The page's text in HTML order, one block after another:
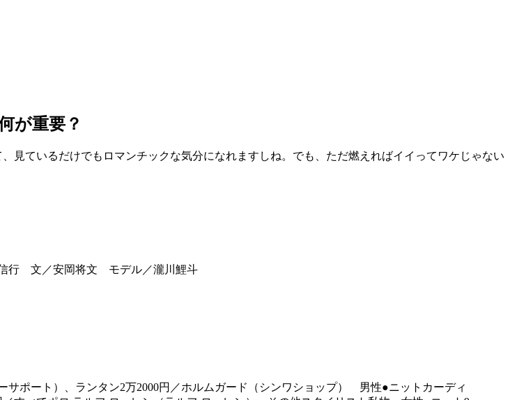
が重要？
見ているだけでもロマンチックな気分になれますしね。でも、ただ燃えればイイってワケじゃない
行 文／安岡将文 モデル／瀧川鯉斗